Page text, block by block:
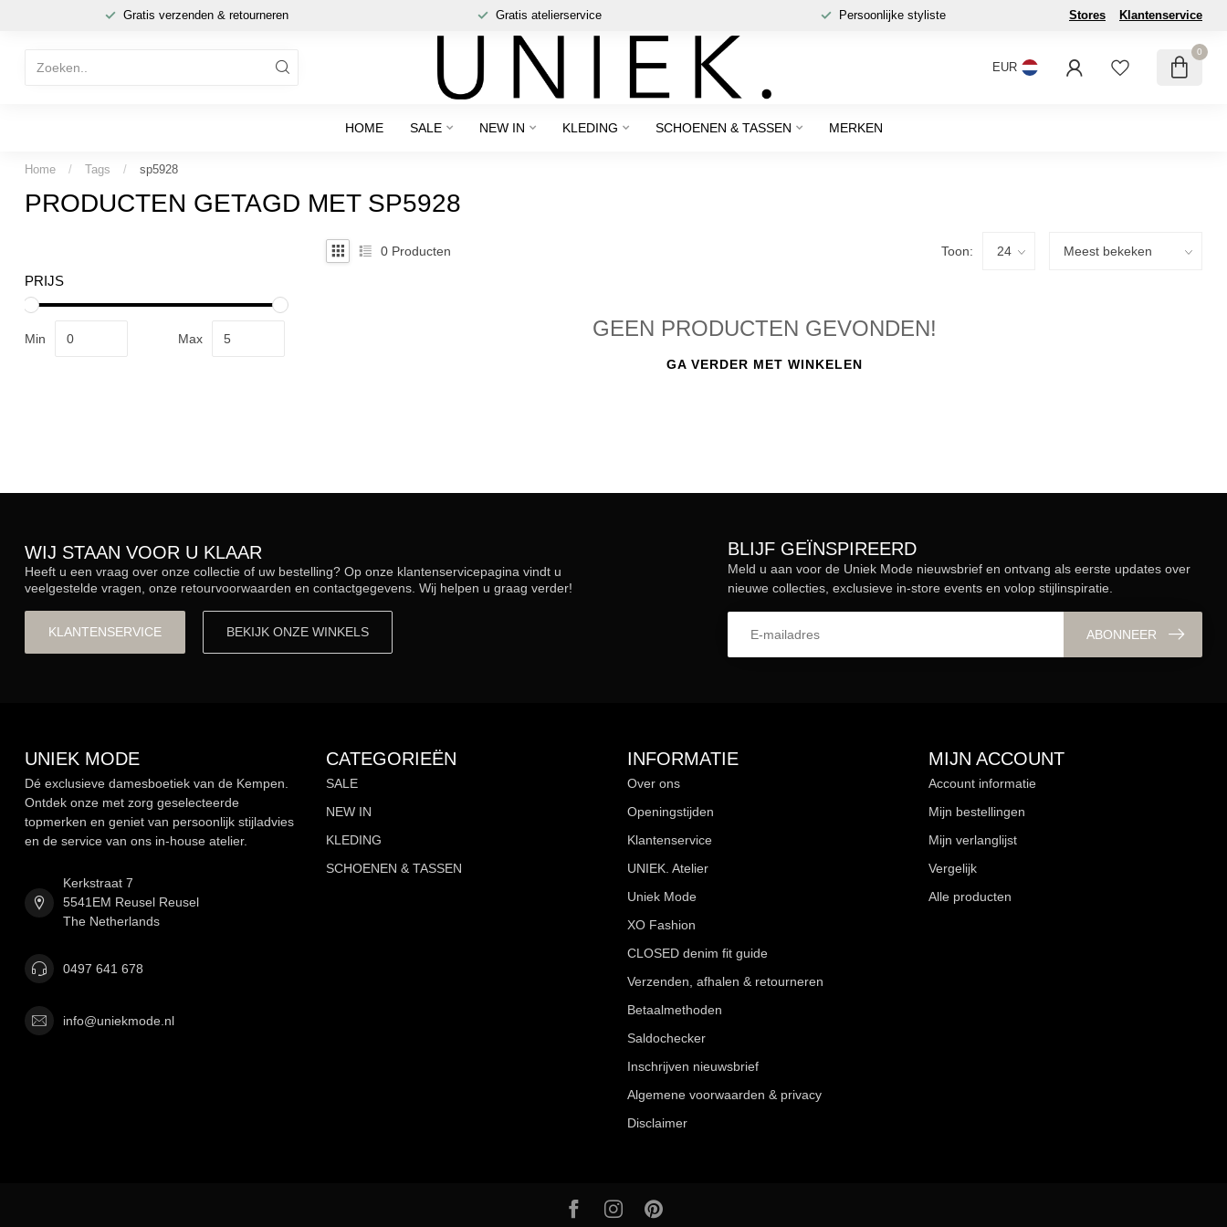
Gratis verzenden & retourneren Gratis atelierservice Persoonlijke styliste Stores Klantenservice
EUR
0
HOME SALE NEW IN KLEDING SCHOENEN & TASSEN MERKEN
Home / Tags / sp5928
PRODUCTEN GETAGD MET SP5928
PRIJS
Min Max
0 Producten Toon:
GEEN PRODUCTEN GEVONDEN!
GA VERDER MET WINKELEN
WIJ STAAN VOOR U KLAAR
Heeft u een vraag over onze collectie of uw bestelling? Op onze klantenservicepagina vindt u
veelgestelde vragen, onze retourvoorwaarden en contactgegevens. Wij helpen u graag verder!
KLANTENSERVICE BEKIJK ONZE WINKELS
BLIJF GEÏNSPIREERD
Meld u aan voor de Uniek Mode nieuwsbrief en ontvang als eerste updates over
nieuwe collecties, exclusieve in-store events en volop stijlinspiratie.
ABONNEER
UNIEK MODE
Dé exclusieve damesboetiek van de Kempen.
Ontdek onze met zorg geselecteerde
topmerken en geniet van persoonlijk stijladvies
en de service van ons in-house atelier.
Kerkstraat 7
5541EM Reusel Reusel
The Netherlands
0497 641 678
info@uniekmode.nl
CATEGORIEËN
SALE
NEW IN
KLEDING
SCHOENEN & TASSEN
INFORMATIE
Over ons
Openingstijden
Klantenservice
UNIEK. Atelier
Uniek Mode
XO Fashion
CLOSED denim fit guide
Verzenden, afhalen & retourneren
Betaalmethoden
Saldochecker
Inschrijven nieuwsbrief
Algemene voorwaarden & privacy
Disclaimer
MIJN ACCOUNT
Account informatie
Mijn bestellingen
Mijn verlanglijst
Vergelijk
Alle producten